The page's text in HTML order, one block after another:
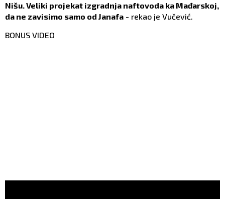
Nišu. Veliki projekat izgradnja naftovoda ka Mađarskoj,
da ne zavisimo samo od Janafa - rekao je Vučević.
BONUS VIDEO